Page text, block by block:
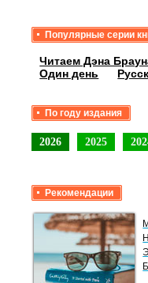
Популярные серии
Читаем Дэна
Один день
По году издания
2026 2025
Рекомендации